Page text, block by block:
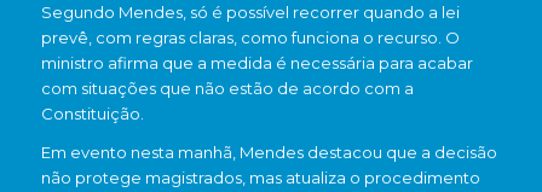
Segundo Mendes, só é possível recorrer quando a lei
prevê, com regras claras, como funciona o recurso. O
ministro afirma que a medida é necessária para acabar
com situações que não estão de acordo com a
Constituição.
Em evento nesta manhã, Mendes destacou que a decisão
não protege magistrados, mas atualiza o procedimento